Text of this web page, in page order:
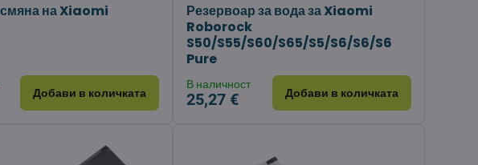
на Xiaomi
Добави в количката
Резервоар за вода за Xiaomi
Roborock
S50/S55/S60/S65/S5/S6/S6/S6
Pure
В наличност
25,27 € Добави в количката